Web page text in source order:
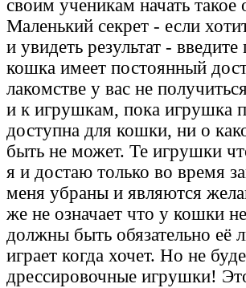
своим ученикам начать
Маленький секрет - если
и увидеть результат -
кошка имеет постоянный
лакомстве у вас не
и к игрушкам, пока игрушка
доступна для кошки, ни о
быть не может. Те игрушки
я и достаю только во время
меня убраны и являются
же не означает что у кошки
должны быть обязательно
играет когда хочет. Но не
дрессировочные игрушки!